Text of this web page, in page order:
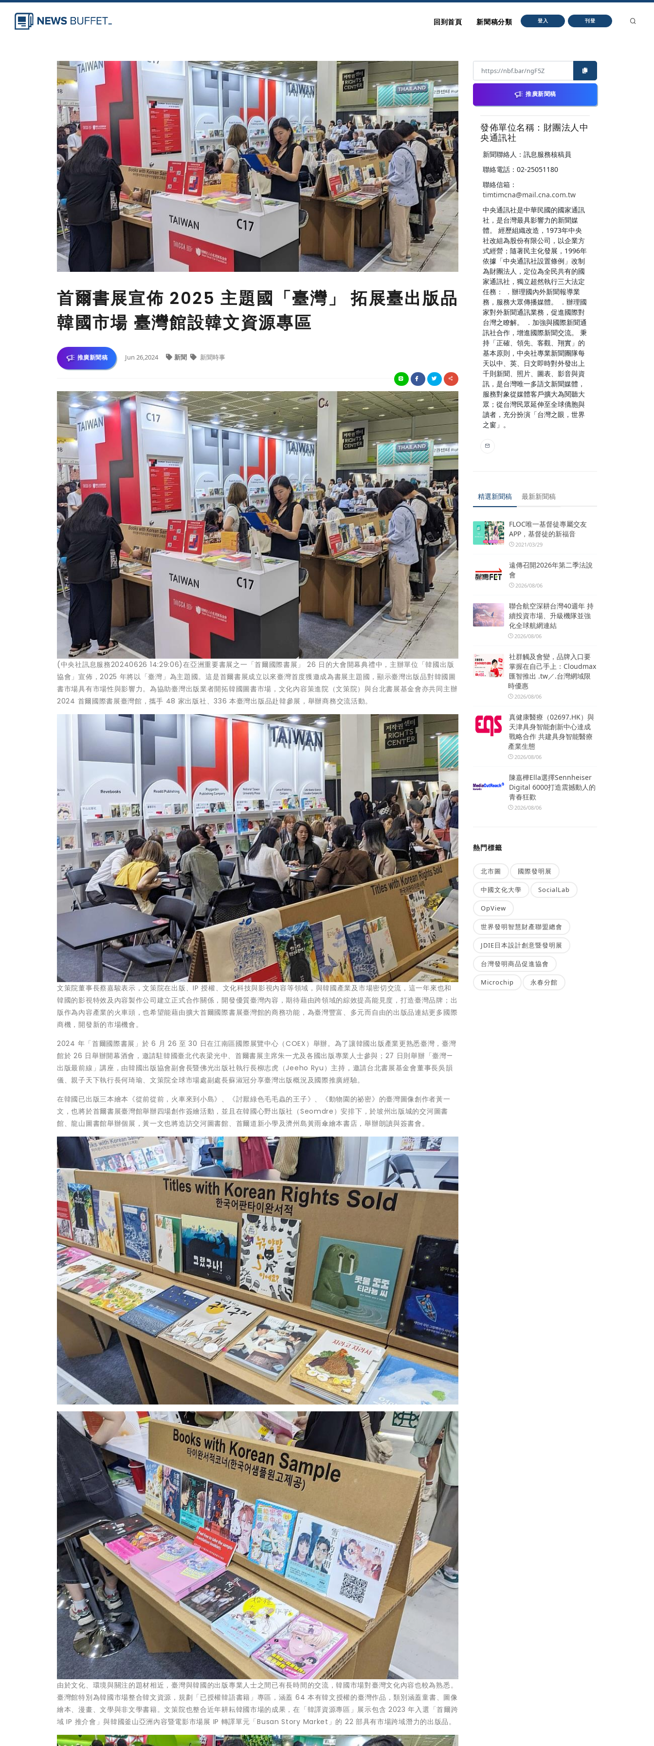
回到首頁 新聞稿分類 登入 刊登
首爾書展宣佈 2025 主題國「臺灣」 拓展臺出版品
韓國市場 臺灣館設韓文資源專區
推廣新聞稿 Jun 26,2024 新聞 新聞時事
(中央社訊息服務20240626 14:29:06)在亞洲重要書展之一「首爾國際書展」 26 日的大會開幕典禮中，主辦單位「韓國出版
協會」宣佈，2025 年將以「臺灣」為主題國。這是首爾書展成立以來臺灣首度獲邀成為書展主題國，顯示臺灣出版品對韓國圖
書市場具有市場性與影響力。為協助臺灣出版業者開拓韓國圖書市場，文化內容策進院（文策院）與台北書展基金會亦共同主辦
2024 首爾國際書展臺灣館，攜手 48 家出版社、336 本臺灣出版品赴韓參展，舉辦商務交流活動。
文策院董事長蔡嘉駿表示，文策院在出版、IP 授權、文化科技與影視內容等領域，與韓國產業及市場密切交流，這一年來也和
韓國的影視特效及內容製作公司建立正式合作關係，開發優質臺灣內容，期待藉由跨領域的綜效提高能見度，打造臺灣品牌；出
版作為內容產業的火車頭，也希望能藉由擴大首爾國際書展臺灣館的商務功能，為臺灣豐富、多元而自由的出版品連結更多國際
商機，開發新的市場機會。
2024 年「首爾國際書展」於 6 月 26 至 30 日在江南區國際展覽中心（COEX）舉辦。為了讓韓國出版產業更熟悉臺灣，臺灣
館於 26 日舉辦開幕酒會，邀請駐韓國臺北代表梁光中、首爾書展主席朱一尤及各國出版專業人士參與；27 日則舉辦「臺灣—
出版最前線」講座，由韓國出版協會副會長暨佛光出版社執行長柳志虎（Jeeho Ryu）主持，邀請台北書展基金會董事長吳韻
儀、親子天下執行長何琦瑜、文策院全球市場處副處長蘇淑冠分享臺灣出版概況及國際推廣經驗。
在韓國已出版三本繪本《從前從前，火車來到小島》、《討厭綠色毛毛蟲的王子》、《動物園的祕密》的臺灣圖像創作者黃一
文，也將於首爾書展臺灣館舉辦四場創作簽繪活動，並且在韓國心野出版社（Seomdre）安排下，於坡州出版城的交河圖書
館、龍山圖書館舉辦個展，黃一文也將造訪交河圖書館、首爾道新小學及濟州島黃雨傘繪本書店，舉辦朗讀與簽書會。
由於文化、環境與關注的題材相近，臺灣與韓國的出版專業人士之間已有長時間的交流，韓國市場對臺灣文化內容也較為熟悉。
臺灣館特別為韓國市場整合韓文資源，規劃「已授權韓語書籍」專區，涵蓋 64 本有韓文授權的臺灣作品，類別涵蓋童書、圖像
繪本、漫畫、文學與非文學書籍。文策院也整合近年耕耘韓國市場的成果，在「韓譯資源專區」展示包含 2023 年入選「首爾跨
域 IP 推介會」與韓國釜山亞洲內容暨電影市場展 IP 轉譯單元「Busan Story Market」的 22 部具有市場跨域潛力的出版品。
推廣新聞稿
發佈單位名稱：財團法人中
央通訊社
新聞聯絡人：訊息服務核稿員
聯絡電話：02-25051180
聯絡信箱：
timtimcna@mail.cna.com.tw
中央通訊社是中華民國的國家通訊
社，是台灣最具影響力的新聞媒
體。 經歷組織改造，1973年中央
社改組為股份有限公司，以企業方
式經營；隨著民主化發展，1996年
依據「中央通訊社設置條例」改制
為財團法人，定位為全民共有的國
家通訊社，獨立超然執行三大法定
任務： ．辦理國內外新聞報導業
務，服務大眾傳播媒體。 ．辦理國
家對外新聞通訊業務，促進國際對
台灣之瞭解。 ．加強與國際新聞通
訊社合作，增進國際新聞交流。 秉
持「正確、領先、客觀、翔實」的
基本原則，中央社專業新聞團隊每
天以中、英、日文即時對外發出上
千則新聞、照片、圖表、影音與資
訊，是台灣唯一多語文新聞媒體，
服務對象從媒體客戶擴大為閱聽大
眾；從台灣民眾延伸至全球僑胞與
讀者，充分扮演「台灣之眼，世界
之窗」。
精選新聞稿 最新新聞稿
FLOC唯一基督徒專屬交友
APP，基督徒的新福音
2021/03/29
遠傳召開2026年第二季法說
會
2026/08/06
聯合航空深耕台灣40週年 持
續投資市場、升級機隊並強
化全球航網連結
2026/08/06
社群觸及會變，品牌入口要
掌握在自己手上：Cloudmax
匯智推出 .tw／.台灣網域限
時優惠
2026/08/06
真健康醫療（02697.HK）與
天津具身智能創新中心達成
戰略合作 共建具身智能醫療
產業生態
2026/08/06
陳嘉樺Ella選擇Sennheiser
Digital 6000打造震撼動人的
青春狂歡
2026/08/06
熱門標籤
北市圖 國際發明展
中國文化大學 SocialLab
OpView
世界發明智慧財產聯盟總會
JDIE日本設計創意暨發明展
台灣發明商品促進協會
Microchip 永春分館